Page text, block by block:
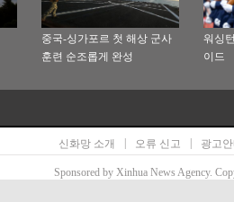
중국-싱가포르 첫 해상 군사
훈련 순조롭게 완성
워싱
이드